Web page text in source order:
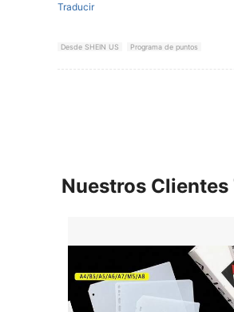
Traducir
Desde SHEIN US Programa de puntos
Nuestros Clientes